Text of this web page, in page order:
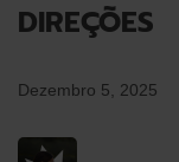
DIREÇÕES
Dezembro 5, 2025